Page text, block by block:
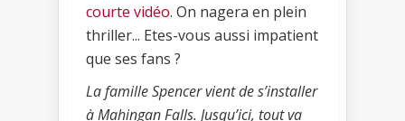
courte vidéo. On nagera en plein
thriller... Etes-vous aussi impatient
que ses fans ?
La famille Spencer vient de s’installer
à Mahingan Falls. Jusqu’ici, tout va